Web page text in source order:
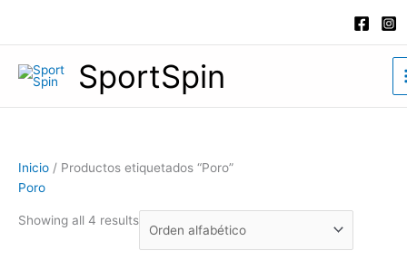
contenido
SportSpin
Inicio / Productos etiquetados “Poro”
Poro
Showing all 4 results